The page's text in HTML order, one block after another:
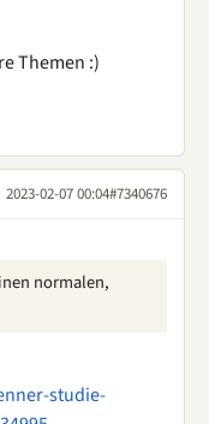
Themen :)
2023-02-07 00:04#7340676
normalen,
studie-